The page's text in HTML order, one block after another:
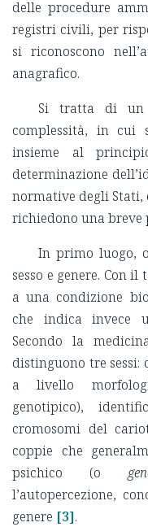
delle procedure
registri civili, per
si riconoscono
anagrafico.
Si tratta di un
complessità, in cui
insieme al
determinazione
normative degli Stati,
richiedono una breve
In primo luogo,
sesso e genere. Con
a una condizione
che indica invece
Secondo la
distinguono tre sessi:
a livello
genotipico),
cromosomi del
coppie che
psichico (o
l’autopercezione,
genere [3].